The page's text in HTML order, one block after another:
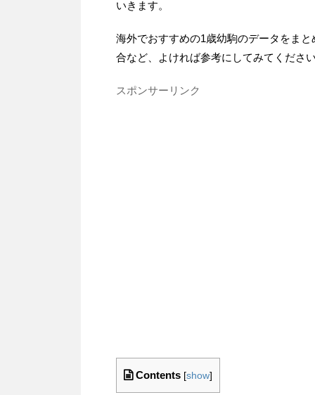
いきます。
海外でおすすめの1歳幼駒のデータをま
合など、よければ参考にしてみてくださ
スポンサーリンク
Contents [show]